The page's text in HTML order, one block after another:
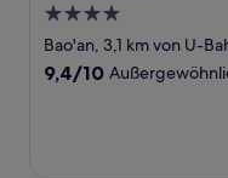
4.0-
Sterne-
Unterkunft
Bao'an, 3,1 km von U-
9.4
9,4/10